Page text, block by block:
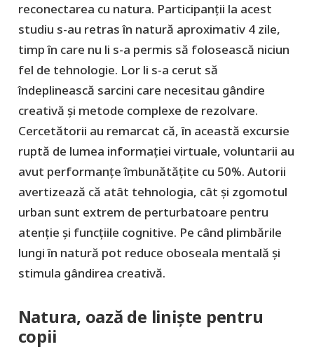
reconectarea cu natura. Participanții la acest
studiu s-au retras în natură aproximativ 4 zile,
timp în care nu li s-a permis să folosească niciun
fel de tehnologie. Lor li s-a cerut să
îndeplinească sarcini care necesitau gândire
creativă și metode complexe de rezolvare.
Cercetătorii au remarcat că, în această excursie
ruptă de lumea informației virtuale, voluntarii au
avut performanțe îmbunătățite cu 50%. Autorii
avertizează că atât tehnologia, cât și zgomotul
urban sunt extrem de perturbatoare pentru
atenție și funcțiile cognitive. Pe când plimbările
lungi în natură pot reduce oboseala mentală și
stimula gândirea creativă.
Natura, oază de liniște pentru
copii